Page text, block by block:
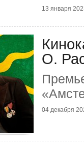
13 января
О.
04 декабря